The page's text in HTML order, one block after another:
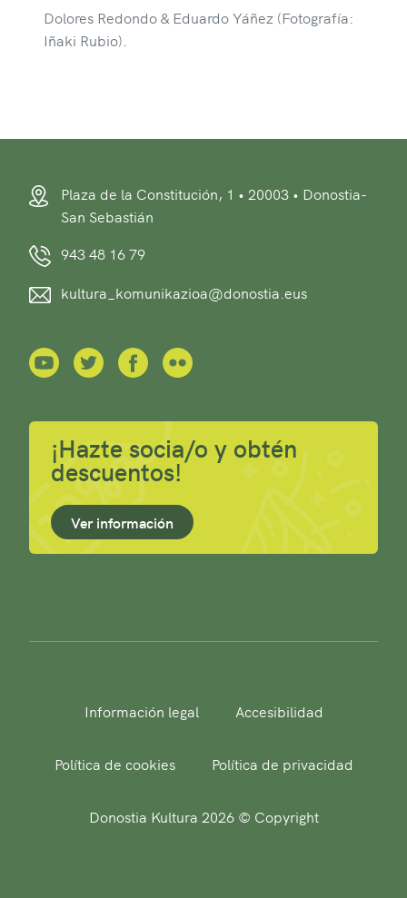
Dolores Redondo & Eduardo Yáñez (Fotografía:
Iñaki Rubio).
Plaza de la Constitución, 1 • 20003 • Donostia-
San Sebastián
943 48 16 79
kultura_komunikazioa@donostia.eus
¡Hazte socia/o y obtén
descuentos!
Ver información
Información legal Accesibilidad
Política de cookies Política de privacidad
Donostia Kultura 2026 © Copyright